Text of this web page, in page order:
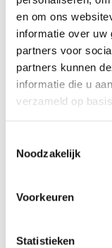
en om ons
informatie over uw
partners voor
partners kunnen
informatie die u
verzameld op
Noodzakelijk
Voorkeuren
Statistieken